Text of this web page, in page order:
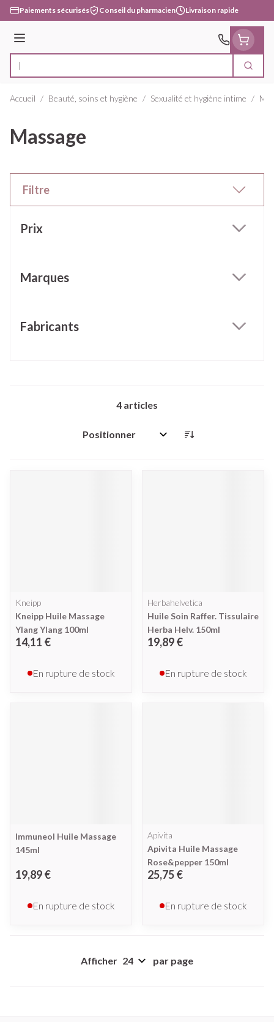
Aller au contenu
Paiements sécurisés Conseil du pharmacien Livraison rapide
Menu
Rechercher
Accueil / Beauté, soins et hygiène / Sexualité et hygiène intime /
Massage
Filtre
Prix
Marques
Fabricants
4 articles
Trier par:
Kneipp
Kneipp Huile Massage
Ylang Ylang 100ml
14,11 €
En rupture de stock
Herbahelvetica
Huile Soin Raffer. Tissulaire
Herba Helv. 150ml
19,89 €
En rupture de stock
Immuneol Huile Massage
145ml
19,89 €
En rupture de stock
Apivita
Apivita Huile Massage
Rose&pepper 150ml
25,75 €
En rupture de stock
Afficher par page